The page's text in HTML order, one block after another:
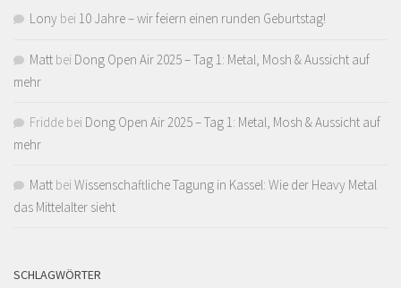
Lony bei 10 Jahre – wir feiern einen runden Geburtstag!
Matt bei Dong Open Air 2025 – Tag 1: Metal, Mosh & Aussicht auf
mehr
Fridde bei Dong Open Air 2025 – Tag 1: Metal, Mosh & Aussicht auf
mehr
Matt bei Wissenschaftliche Tagung in Kassel: Wie der Heavy Metal
das Mittelalter sieht
SCHLAGWÖRTER